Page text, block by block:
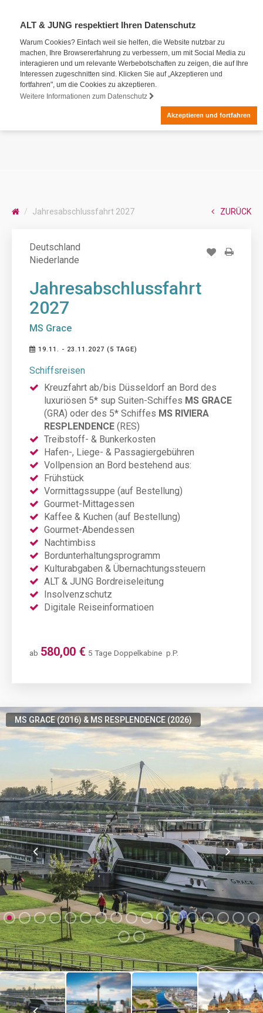
ALT & JUNG respektiert Ihren Datenschutz
Warum Cookies? Einfach weil sie helfen, die Website nutzbar zu
machen, Ihre Browsererfahrung zu verbessern, um mit Social Media zu
interagieren und um relevante Werbebotschaften zu zeigen, die auf Ihre
Interessen zugeschnitten sind. Klicken Sie auf „Akzeptieren und
fortfahren", um die Cookies zu akzeptieren.
Weitere Informationen zum Datenschutz
Akzeptieren und fortfahren
Jahresabschlussfahrt 2027 ZURÜCK
Deutschland
Niederlande
Jahresabschlussfahrt
2027
MS Grace
19.11. - 23.11.2027 (5 TAGE)
Schiffsreisen
Kreuzfahrt ab/bis Düsseldorf an Bord des
luxuriösen 5* sup Suiten-Schiffes MS GRACE
(GRA) oder des 5* Schiffes MS RIVIERA
RESPLENDENCE (RES)
Treibstoff- & Bunkerkosten
Hafen-, Liege- & Passagiergebühren
Vollpension an Bord bestehend aus:
Frühstück
Vormittagssuppe (auf Bestellung)
Gourmet-Mittagessen
Kaffee & Kuchen (auf Bestellung)
Gourmet-Abendessen
Nachtimbiss
Bordunterhaltungsprogramm
Kulturabgaben & Übernachtungssteuern
ALT & JUNG Bordreiseleitung
Insolvenzschutz
Digitale Reiseinformatioen
ab 580,00 € 5 Tage Doppelkabine p.P.
MS GRACE (2016) & MS RESPLENDENCE (2026)